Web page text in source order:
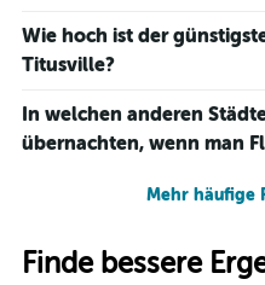
Wie hoch ist der
Titusville?
In welchen anderen
übernachten, wenn man
Mehr häufige
Finde bessere